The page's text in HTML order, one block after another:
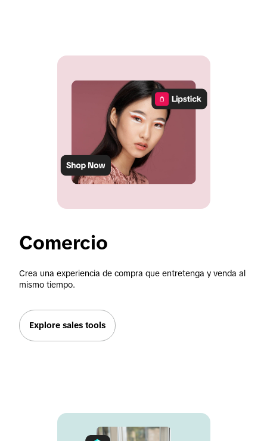
Comercio
Crea una experiencia de compra que entretenga y venda al
mismo tiempo.
Explore sales tools